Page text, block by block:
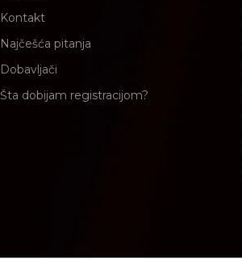
Kontakt
Najčešća pitanja
Dobavljači
Šta dobijam registracijom?